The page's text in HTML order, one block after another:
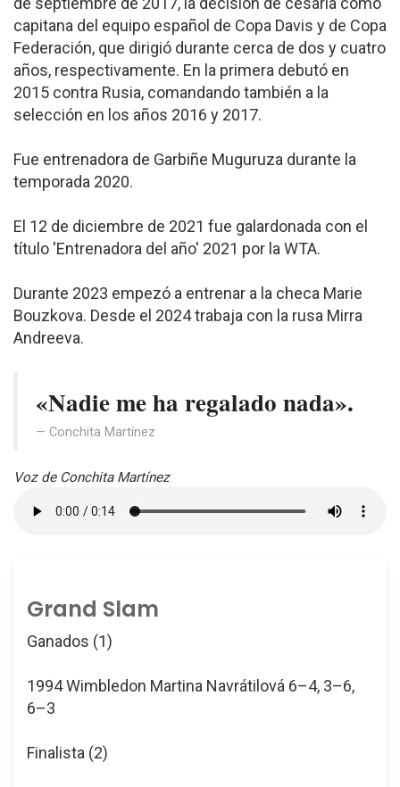
capitana del equipo español de Copa Davis y de Copa
Federación, que dirigió durante cerca de dos y cuatro
años, respectivamente. En la primera debutó en
2015 contra Rusia, comandando también a la
selección en los años 2016 y 2017.
Fue entrenadora de Garbiñe Muguruza durante la
temporada 2020.
El 12 de diciembre de 2021 fue galardonada con el
título 'Entrenadora del año' 2021 por la WTA.
Durante 2023 empezó a entrenar a la checa Marie
Bouzkova. Desde el 2024 trabaja con la rusa Mirra
Andreeva.
«Nadie me ha regalado nada».
Conchita Martínez
Voz de Conchita Martínez
Grand Slam
Ganados (1)
1994 Wimbledon Martina Navrátilová 6–4, 3–6,
6–3
Finalista (2)